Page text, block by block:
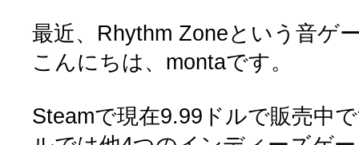
最近、Rhythm Zoneという音ゲ
こんにちは、montaです。
Steamで現在9.99ドルで販売中